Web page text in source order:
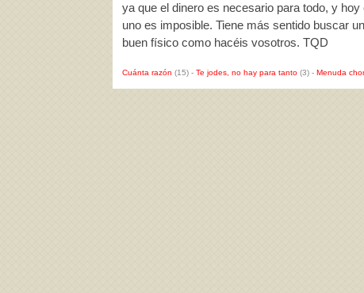
ya que el dinero es necesario para todo, y
uno es imposible. Tiene más sentido buscar
buen físico como hacéis vosotros. TQD
Cuánta razón (15) - Te jodes, no hay para tanto (3) - Menuda